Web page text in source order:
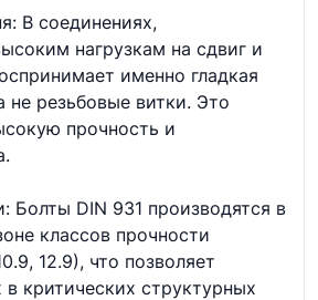
В соединениях,
нагрузкам на сдвиг и
именно гладкая
не резьбовые витки. Это
прочность и
Болты DIN 931 производятся в
классов прочности
12.9), что позволяет
в критических структурных